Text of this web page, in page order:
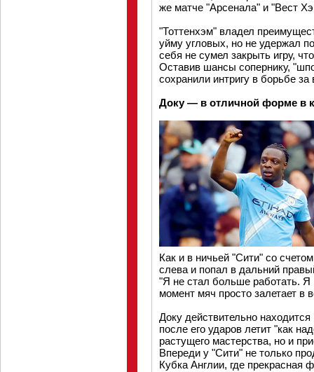
же матче "Арсенала" и "Вест
"Тоттенхэм" владел
уйму угловых, но не удержал
себя не сумел закрыть игру,
Оставив шансы сопернику,
сохранили интригу в борьбе
Доку — в отличной форме в
Как и в ничьей "Сити" со
слева и попал в дальний
"Я не стал больше работать.
момент мяч просто залетает в
Доку действительно
после его ударов летит "как
растущего мастерства, но и
Впереди у "Сити" не только
Кубка Англии, где прекрасная